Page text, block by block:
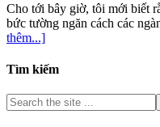
Cho tới bây giờ, tôi mới biết
bức tường ngăn cách các
thêm...]
Tìm kiếm